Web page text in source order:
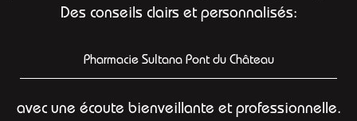
Des conseils clairs et personnalisés:
Pharmacie Sultana Pont du Château
avec une écoute bienveillante et professionnelle.